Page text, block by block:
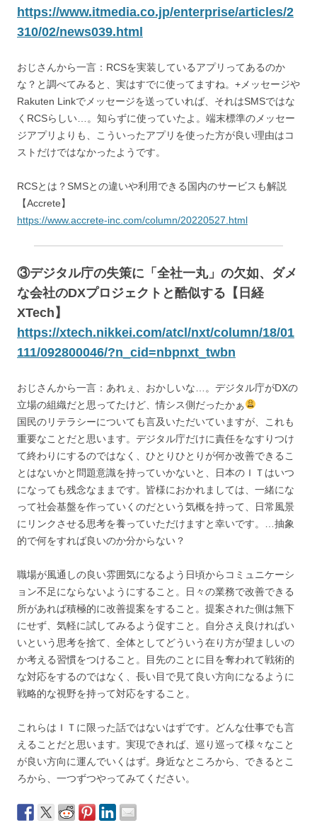
https://www.itmedia.co.jp/enterprise/articles/2
310/02/news039.html
おじさんから一言：RCSを実装しているアプリってあるのか
な？と調べてみると、実はすでに使ってますね。+メッセージや
Rakuten Linkでメッセージを送っていれば、それはSMSではな
くRCSらしい…。知らずに使っていたよ。端末標準のメッセー
ジアプリよりも、こういったアプリを使った方が良い理由はコ
ストだけではなかったようです。
RCSとは？SMSとの違いや利用できる国内のサービスも解説
【Accrete】
https://www.accrete-inc.com/column/20220527.html
③デジタル庁の失策に「全社一丸」の欠如、ダメ
な会社のDXプロジェクトと酷似する【日経
XTech】
https://xtech.nikkei.com/atcl/nxt/column/18/01
111/092800046/?n_cid=nbpnxt_twbn
おじさんから一言：あれぇ、おかしいな…。デジタル庁がDXの
立場の組織だと思ってたけど、情シス側だったかぁ
国民のリテラシーについても言及いただいていますが、これも
重要なことだと思います。デジタル庁だけに責任をなすりつけ
て終わりにするのではなく、ひとりひとりが何か改善できるこ
とはないかと問題意識を持っていかないと、日本のＩＴはいつ
になっても残念なままです。皆様におかれましては、一緒にな
って社会基盤を作っていくのだという気概を持って、日常風景
にリンクさせる思考を養っていただけますと幸いです。…抽象
的で何をすれば良いのか分からない？
職場が風通しの良い雰囲気になるよう日頃からコミュニケーシ
ョン不足にならないようにすること。日々の業務で改善できる
所があれば積極的に改善提案をすること。提案された側は無下
にせず、気軽に試してみるよう促すこと。自分さえ良ければい
いという思考を捨て、全体としてどういう在り方が望ましいの
か考える習慣をつけること。目先のことに目を奪われて戦術的
な対応をするのではなく、長い目で見て良い方向になるように
戦略的な視野を持って対応をすること。
これらはＩＴに限った話ではないはずです。どんな仕事でも言
えることだと思います。実現できれば、巡り巡って様々なこと
が良い方向に運んでいくはず。身近なところから、できるとこ
ろから、一つずつやってみてください。